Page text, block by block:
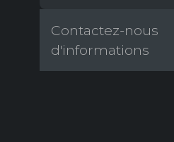
Contactez-
d'informations